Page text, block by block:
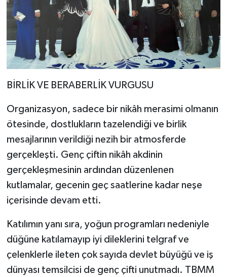
BİRLİK VE BERABERLİK VURGUSU
Organizasyon, sadece bir nikâh merasimi olmanın
ötesinde, dostlukların tazelendiği ve birlik
mesajlarının verildiği nezih bir atmosferde
gerçekleşti. Genç çiftin nikâh akdinin
gerçekleşmesinin ardından düzenlenen
kutlamalar, gecenin geç saatlerine kadar neşe
içerisinde devam etti.
Katılımın yanı sıra, yoğun programları nedeniyle
düğüne katılamayıp iyi dileklerini telgraf ve
çelenklerle ileten çok sayıda devlet büyüğü ve iş
dünyası temsilcisi de genç çifti unutmadı. TBMM